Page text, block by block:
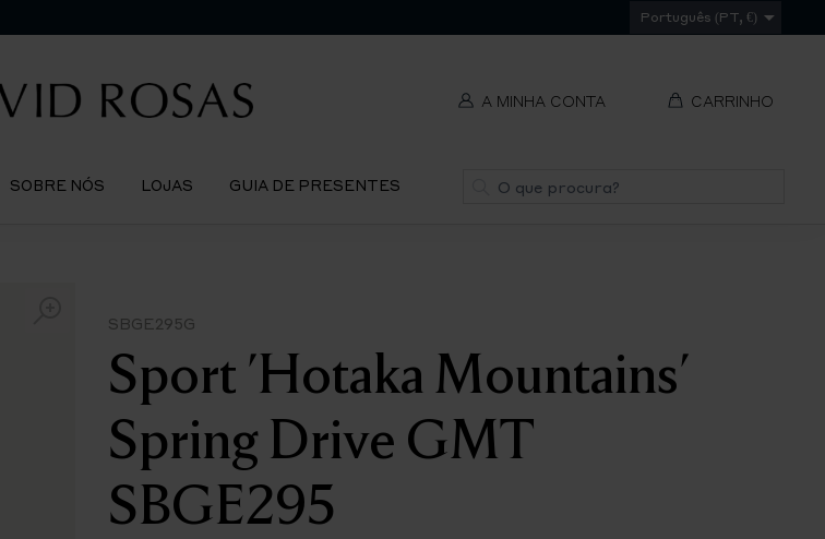
Português (PT, €)
A MINHA CONTA CARRINHO
SOBRE NÓS LOJAS GUIA DE PRESENTES Pesquisa
SBGE295G
Sport 'Hotaka Mountains'
Spring Drive GMT
SBGE295